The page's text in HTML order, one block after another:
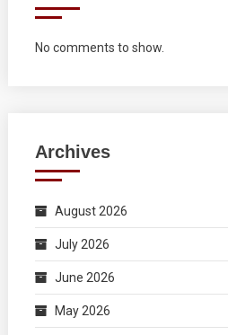
No comments to show.
Archives
August 2026
July 2026
June 2026
May 2026